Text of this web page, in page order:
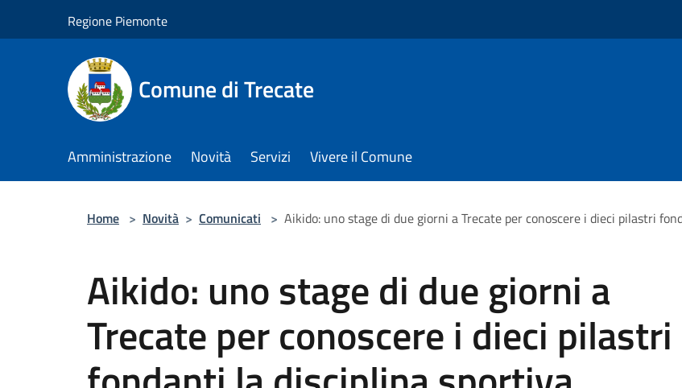
Regione Piemonte
Comune di Trecate
Amministrazione Novità Servizi Vivere il Comune
Home > Novità > Comunicati > Aikido: uno stage di due giorni a Trecate per conoscere i dieci pilastri
Aikido: uno stage di due giorni a
Trecate per conoscere i dieci pilastri